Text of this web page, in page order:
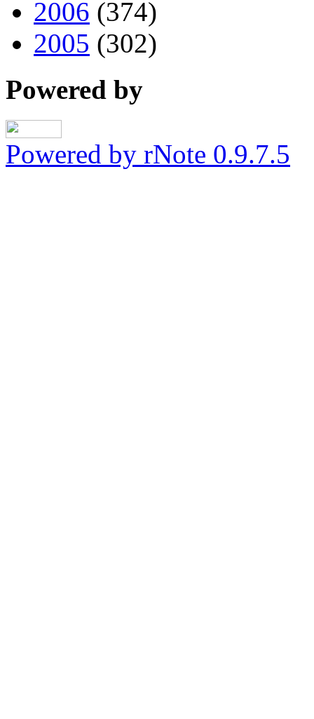
2006 (374)
2005 (302)
Powered by
Powered by rNote 0.9.7.5